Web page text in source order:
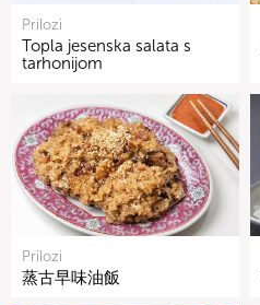
Prilozi
Topla jesenska salata s
tarhonijom
Prilozi
蒸古早味油飯